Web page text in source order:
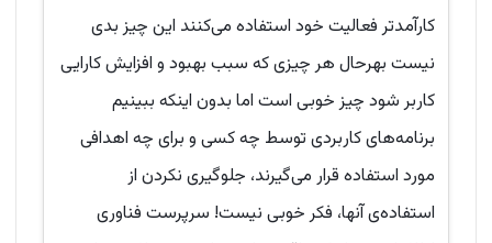
کارآمدتر فعالیت خود استفاده می‌کنند این چیز بدی
نیست بهرحال هر چیزی که سبب بهبود و افزایش کارایی
کاربر شود چیز خوبی است اما بدون اینکه ببینیم
برنامه‌های کاربردی توسط چه کسی و برای چه اهدافی
مورد استفاده قرار می‌گیرند، جلوگیری نکردن از
استفاده‌ی آنها، فکر خوبی نیست! سرپرست فناوری